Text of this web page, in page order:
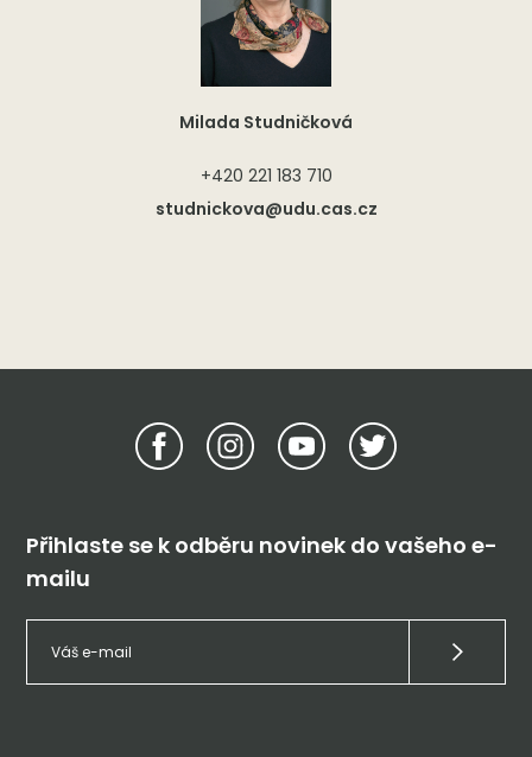
Milada Studničková
+420 221 183 710
studnickova@udu.cas.cz
Přihlaste se k odběru novinek do vašeho e-
mailu